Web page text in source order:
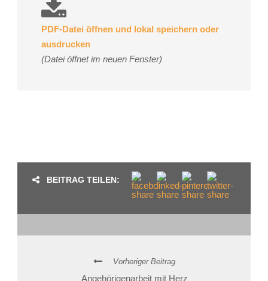
PDF-Datei öffnen und lokal speichern oder
ausdrucken
(Datei öffnet im neuen Fenster)
BEITRAG TEILEN:
Vorheriger Beitrag
Angehörigenarbeit mit Herz